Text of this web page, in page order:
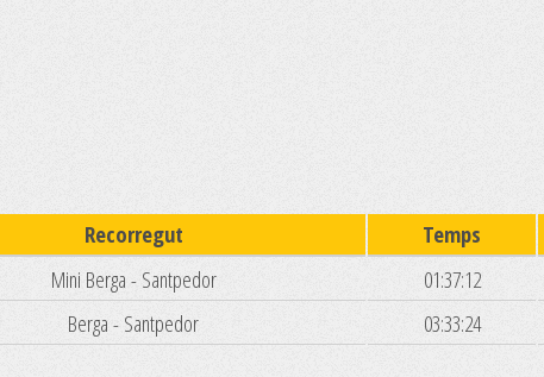
Recorregut Temps
Mini Berga - Santpedor
01:37:12
Berga - Santpedor 03:33:24